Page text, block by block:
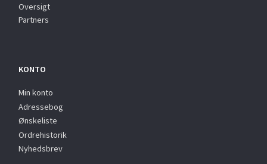
Oversigt
Partners
KONTO
Min konto
Adressebog
Ønskeliste
Ordrehistorik
Nyhedsbrev